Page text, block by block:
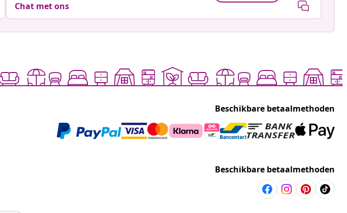
Chat met ons
Beschikbare betaalmethoden
Beschikbare betaalmethoden